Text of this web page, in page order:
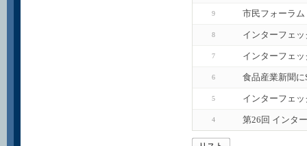
9 市民フォーラ
8 インターフェ
7 インターフェ
6 食品産業新聞
5 インターフェ
4 第26回 インタ